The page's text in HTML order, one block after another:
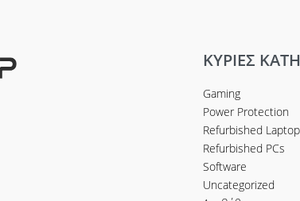
ΚΥΡΙΕΣ
Gaming
Power Protection
Refurbished
Refurbished PCs
Software
Uncategorized